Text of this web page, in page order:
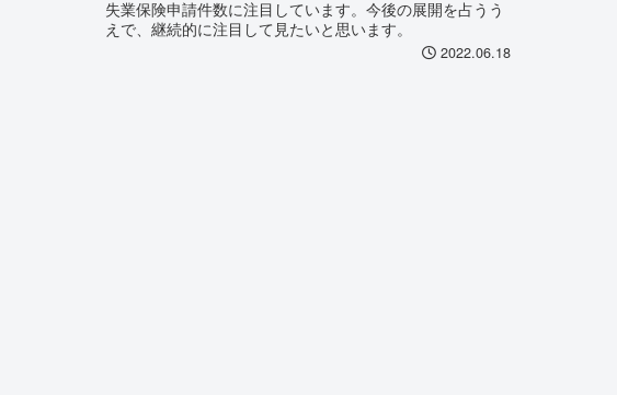
失業保険申請件数に注目しています。今後の展開を占うう
えで、継続的に注目して見たいと思います。
2022.06.18